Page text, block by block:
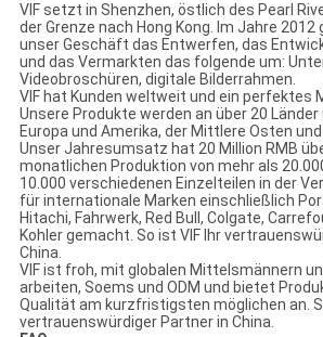
VIF setzt in Shenzhen, östlich des Pearl
der Grenze nach Hong Kong. Im Jahre
unser Geschäft das Entwerfen, das
und das Vermarkten das folgende um:
Videobroschüren, digitale Bilderrahmen.
VIF hat Kunden weltweit und ein perfektes
Unsere Produkte werden an über 20 Länder
Europa und Amerika, der Mittlere Osten
Unser Jahresumsatz hat 20 Million RMB
monatlichen Produktion von mehr als
10.000 verschiedenen Einzelteilen in der
für internationale Marken einschließlich
Hitachi, Fahrwerk, Red Bull, Colgate,
Kohler gemacht. So ist VIF Ihr
China.
VIF ist froh, mit globalen Mittelsmännern
arbeiten, Soems und ODM und bietet
Qualität am kurzfristigsten möglichen an.
vertrauenswürdiger Partner in China.